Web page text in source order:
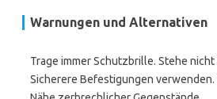
Warnungen und Alternativen
Trage immer Schutzbrille. Stehe
Sicherere Befestigungen